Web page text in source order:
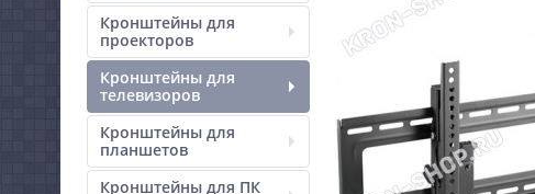
Кронштейны для
проекторов
Кронштейны для
телевизоров
Кронштейны для
планшетов
Кронштейны для ПК